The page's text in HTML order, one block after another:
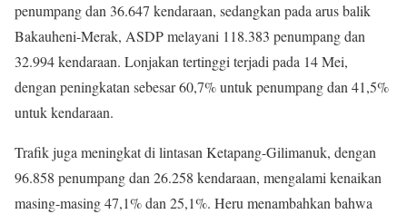
penumpang dan 36.647 kendaraan, sedangkan pada arus balik
Bakauheni-Merak, ASDP melayani 118.383 penumpang dan
32.994 kendaraan. Lonjakan tertinggi terjadi pada 14 Mei,
dengan peningkatan sebesar 60,7% untuk penumpang dan 41,5%
untuk kendaraan.
Trafik juga meningkat di lintasan Ketapang-Gilimanuk, dengan
96.858 penumpang dan 26.258 kendaraan, mengalami kenaikan
masing-masing 47,1% dan 25,1%. Heru menambahkan bahwa